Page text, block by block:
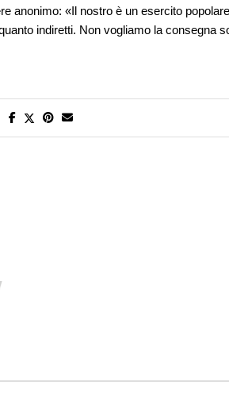
anonimo: «Il nostro è un esercito
indiretti. Non vogliamo la consegna